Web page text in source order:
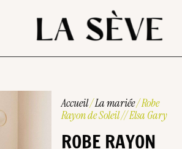
Accueil/La mariée/ Robe
Rayon de Soleil // Elsa Gary
ROBE RAYON